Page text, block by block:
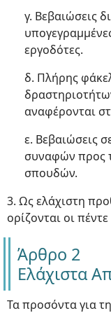
γ. Βεβαιώσεις
εργοδότες.
δ. Πλήρης
αναφέρονται
ε. Βεβαιώσεις
συναφών προς
σπουδών.
3. Ως ελάχιστη
ορίζονται οι
Άρθρο 2
Ελάχιστα
Τα προσόντα για